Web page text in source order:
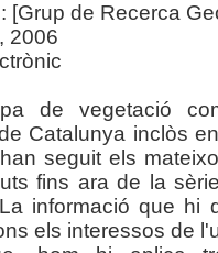
[Grup de Recerca
2006
de vegetació
Catalunya inclòs
seguit els
fins ara de la
informació que hi
els interessos de